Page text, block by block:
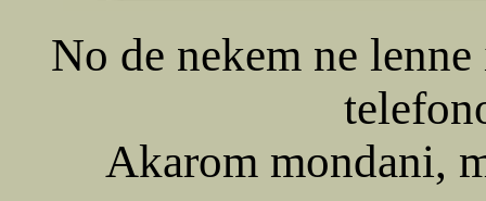
No de nekem ne
Akarom mondani,